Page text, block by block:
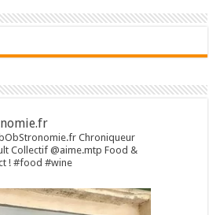
Chroniqueur
Collectif @aime.mtp Food &
!#food #wine